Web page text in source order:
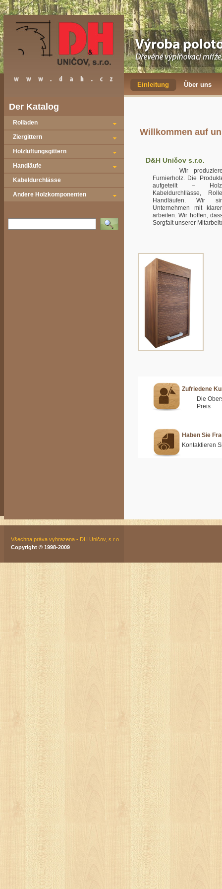
Einleitung Über uns
Der Katalog
Rolläden
Ziergittern
Holzlüftungsgittern
Handläufe
Kabeldurchlässe
Andere Holzkomponenten
Vyhledat
Willkommen auf
D&H Uničov s.r.o.
Wir produzieren
Furnierholz. Die
aufgeteilt –
Kabeldurchllässe,
Handläufen. Wir
Unternehmen mit
arbeiten. Wir hoffen,
Sorgfalt unserer
Zufriedene
Die
Preis
Haben Sie
Kontaktieren
Všechna práva vyhrazena - DH Uničov, s.r.o.
Copyright © 1998-2009